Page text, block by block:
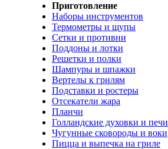
Приготовление
Наборы инструментов
Термометры и щупы
Сетки и противни
Поддоны и лотки
Решетки и полки
Шампуры и шпажки
Вертелы к грилям
Подставки и ростеры
Отсекатели жара
Планчи
Голландские духовки и печи
Чугунные сковороды и воки
Пицца и выпечка на гриле